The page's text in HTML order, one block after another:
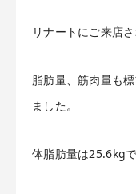
リナートにご来店さ
脂肪量、筋肉量も
ました。
体脂肪量は25.6kgで